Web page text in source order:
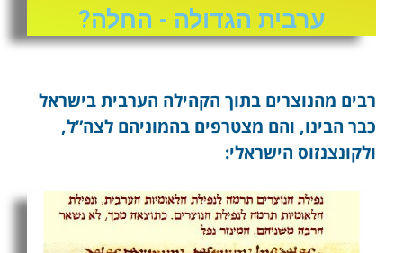
ערבית הגדולה - החלה?
רבים מהנוצרים בתוך הקהילה הערבית בישראל
כבר הבינו, והם מצטרפים בהמוניהם לצה”ל,
ולקונצנזוס הישראלי: